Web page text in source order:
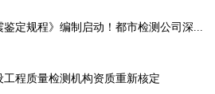
《天津市历史风貌建筑抗震鉴定规程》编制启动！都市检测公司深度参编
程质量检测机构资质重新核定